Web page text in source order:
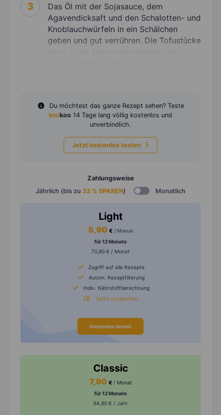
3
Das Öl mit der Sojasauce, dem
Agavendicksaft und den Schalotten- und
Knoblauchwürfeln in ein Schälchen
geben und gut verrühren. Die Tofustücke
Du möchtest das ganze Rezept sehen? Teste
invikoo 14 Tage lang völlig kostenlos und
unverbindlich.
Jetzt kostenlos testen
Zahlungsweise
Jährlich (bis zu 33 % SPAREN) Monatlich
Light
5,90 € / Monat
für 12 Monate
70,80 € / Monat
Zugriff auf alle Rezepte
Autom. Rezeptfilterung
Indiv. Nährstoffberechnung
Tarife vergleichen
Kostenlos testen
Classic
7,90 € / Monat
für 12 Monate
94,80 € / Jahr